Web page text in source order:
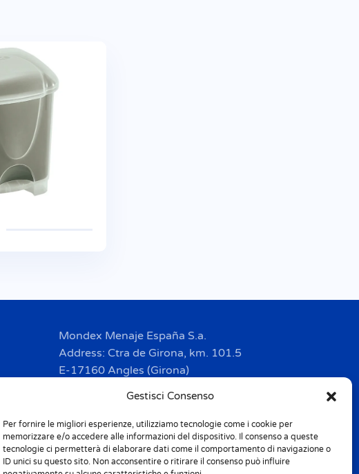
Gestisci Consenso
Per fornire le migliori esperienze, utilizziamo tecnologie come i cookie per
memorizzare e/o accedere alle informazioni del dispositivo. Il consenso a queste
tecnologie ci permetterà di elaborare dati come il comportamento di navigazione o
ID unici su questo sito. Non acconsentire o ritirare il consenso può influire
Mondex Menaje España S.a.
Address: Ctra de Girona, km. 101.5
E-17160 Angles (Girona)
info.spain@m-home.com